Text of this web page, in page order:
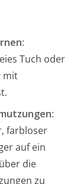
:
Tuch oder
mit
:
farbloser
auf ein
die
zu